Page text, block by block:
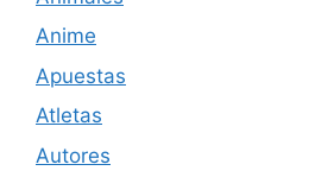
Anime
Apuestas
Atletas
Autores